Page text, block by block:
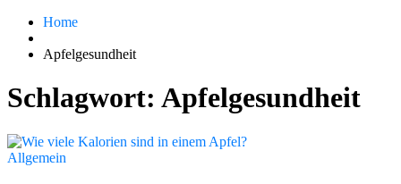
Home
Apfelgesundheit
Schlagwort: Apfelgesundheit
Allgemein